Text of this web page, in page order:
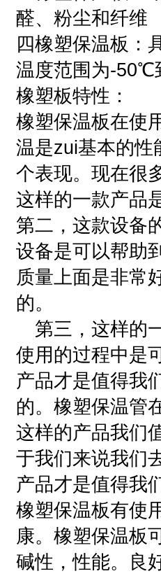
醛、粉尘和纤维
四橡塑保温板：
温度范围为-
橡塑板特性：
橡塑保温板在使
温是zui基本的性
个表现。现在很
这样的一款产品
第二，这款设备
设备是可以帮助
质量上面是非常
的。
第三，这样的
使用的过程中是
产品才是值得我
的。橡塑保温管
这样的产品我们
于我们来说我们
产品才是值得我
橡塑保温板有使
康。橡塑保温板
碱性，性能。良